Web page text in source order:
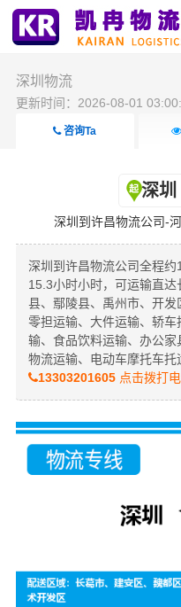
深圳物流
更新时间：2026-08-01
咨询Ta
深圳
深圳到许昌物流公司-
深圳到许昌物流公司全程
15.3小时小时，可运输直
县、鄢陵县、禹州市、开发
零担运输、大件运输、轿
输、食品饮料运输、办公
物流运输、电动车摩托车托
13303201605点击拨打